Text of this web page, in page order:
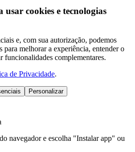
usar cookies e tecnologias
e, com sua autorização, podemos
para melhorar a experiência, entender o
funcionalidades complementares.
de Privacidade.
Personalizar
navegador e escolha "Instalar app" ou